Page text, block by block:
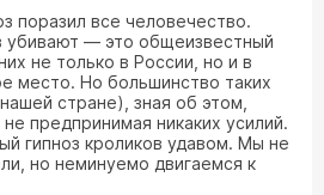
поразил все человечество.
убивают — это общеизвестный
не только в России, но и в
место. Но большинство таких
стране), зная об этом,
предпринимая никаких усилий.
гипноз кроликов удавом. Мы не
но неминуемо двигаемся к